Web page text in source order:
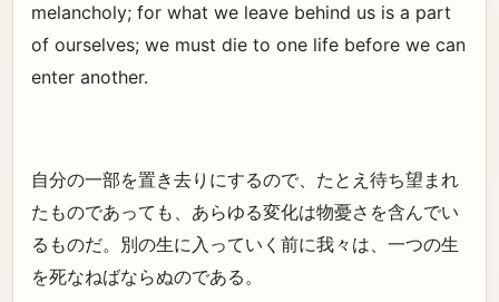
melancholy; for what we leave behind us is a part
of ourselves; we must die to one life before we can
enter another.
自分の一部を置き去りにするので、たとえ待ち望まれ
たものであっても、あらゆる変化は物憂さを含んでい
るものだ。別の生に入っていく前に我々は、一つの生
を死なねばならぬのである。